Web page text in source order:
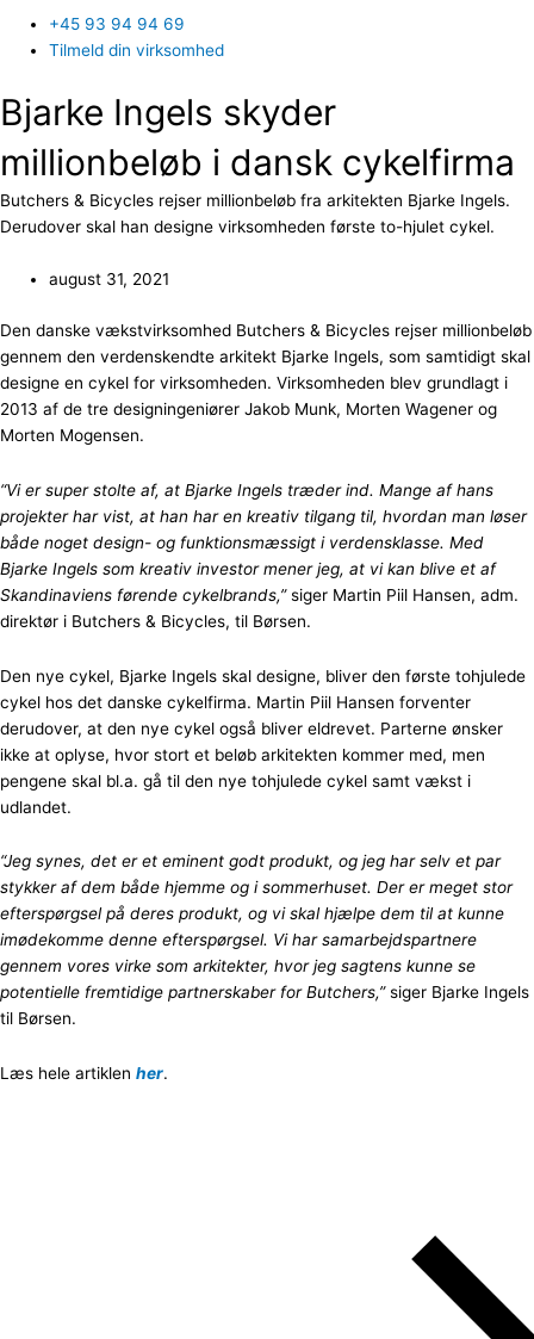
+45 93 94 94 69
Tilmeld din virksomhed
Bjarke Ingels skyder
millionbeløb i dansk cykelfirma
Butchers & Bicycles rejser millionbeløb fra arkitekten Bjarke Ingels.
Derudover skal han designe virksomheden første to-hjulet cykel.
august 31, 2021
Den danske vækstvirksomhed Butchers & Bicycles rejser millionbeløb
gennem den verdenskendte arkitekt Bjarke Ingels, som samtidigt skal
designe en cykel for virksomheden. Virksomheden blev grundlagt i
2013 af de tre designingeniører Jakob Munk, Morten Wagener og
Morten Mogensen.
“Vi er super stolte af, at Bjarke Ingels træder ind. Mange af hans
projekter har vist, at han har en kreativ tilgang til, hvordan man løser
både noget design- og funktionsmæssigt i verdensklasse. Med
Bjarke Ingels som kreativ investor mener jeg, at vi kan blive et af
Skandinaviens førende cykelbrands,”siger Martin Piil Hansen, adm.
direktør i Butchers & Bicycles, til Børsen.
Den nye cykel, Bjarke Ingels skal designe, bliver den første tohjulede
cykel hos det danske cykelfirma. Martin Piil Hansen forventer
derudover, at den nye cykel også bliver eldrevet. Parterne ønsker
ikke at oplyse, hvor stort et beløb arkitekten kommer med, men
pengene skal bl.a. gå til den nye tohjulede cykel samt vækst i
udlandet.
“Jeg synes, det er et eminent godt produkt, og jeg har selv et par
stykker af dem både hjemme og i sommerhuset. Der er meget stor
efterspørgsel på deres produkt, og vi skal hjælpe dem til at kunne
imødekomme denne efterspørgsel. Vi har samarbejdspartnere
gennem vores virke som arkitekter, hvor jeg sagtens kunne se
potentielle fremtidige partnerskaber for Butchers,”siger Bjarke Ingels
til Børsen.
Læs hele artiklen her.